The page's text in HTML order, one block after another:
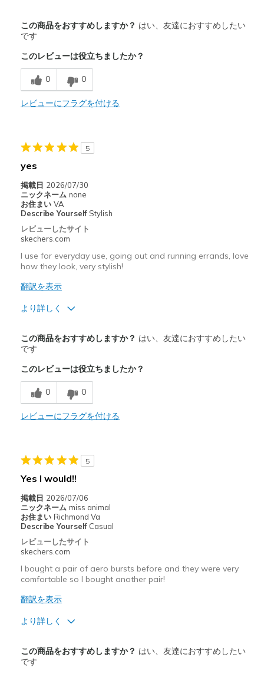
Attractive Design
Breathe Well
Comfortable
Durable
以下に最適
Casual Wear
Going Out
Special Occasions
Travel
Width
Feels true to width
View On Shoes
この商品をおすすめしますか？ はい、友達におすすめしたい
です
このレビューは役立ちましたか？
0 0
レビューにフラグを付ける
5
yes
掲載日 2026/07/30
ニックネーム none
お住まい VA
Describe Yourself Stylish
レビューしたサイト
skechers.com
I use for everyday use, going out and running errands, love
how they look, very stylish!
翻訳を表示
より詳しく
Attractive Design
Breathe Well
Comfortable
Durable
以下に最適
Casual Wear
Width
Feels true to width
Sizing
Feels full size too small
この商品をおすすめしますか？ はい、友達におすすめしたい
です
このレビューは役立ちましたか？
0 0
レビューにフラグを付ける
5
Yes I would!!
掲載日 2026/07/06
ニックネーム miss animal
お住まい Richmond Va
Describe Yourself Casual
レビューしたサイト
skechers.com
I bought a pair of aero bursts before and they were very
comfortable so I bought another pair!
翻訳を表示
より詳しく
Attractive Design
この商品をおすすめしますか？ はい、友達におすすめしたい
です